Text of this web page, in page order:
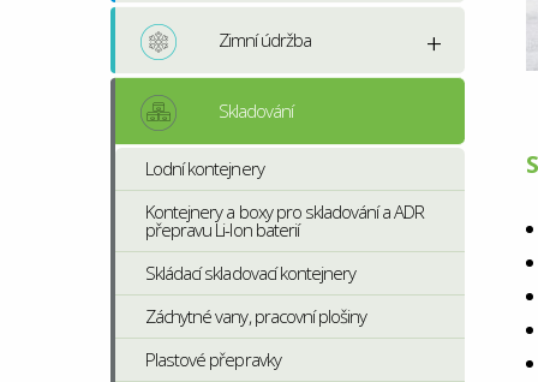
Zimní údržba
Skladování
Lodní kontejnery
Kontejnery a boxy pro skladování a ADR
přepravu Li-Ion baterií
Skládací skladovací kontejnery
Záchytné vany, pracovní plošiny
Plastové přepravky